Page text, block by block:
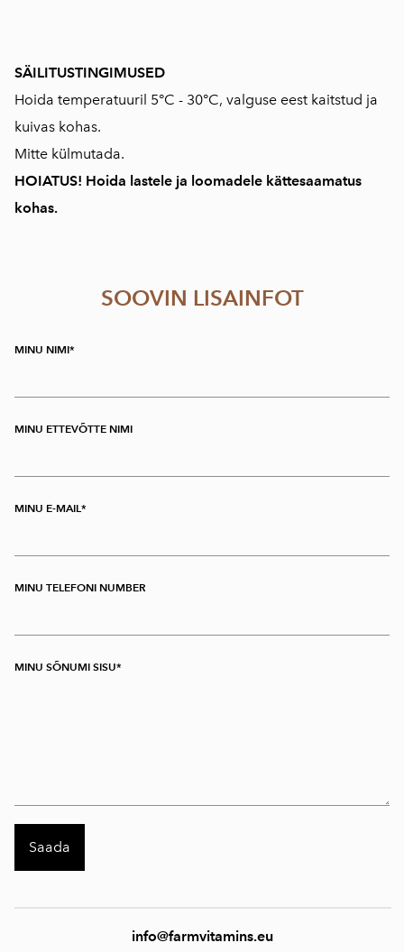
SÄILITUSTINGIMUSED
Hoida temperatuuril 5°C - 30°C, valguse eest kaitstud ja
kuivas kohas.
Mitte külmutada.
HOIATUS! Hoida lastele ja loomadele kättesaamatus
kohas.
SOOVIN LISAINFOT
MINU NIMI
MINU ETTEVÕTTE NIMI
MINU E-MAIL
MINU TELEFONI NUMBER
MINU SÕNUMI SISU
info@farmvitamins.eu